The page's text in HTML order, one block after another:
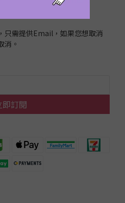
只需提供Email，如果您想取消
消。
即訂閱